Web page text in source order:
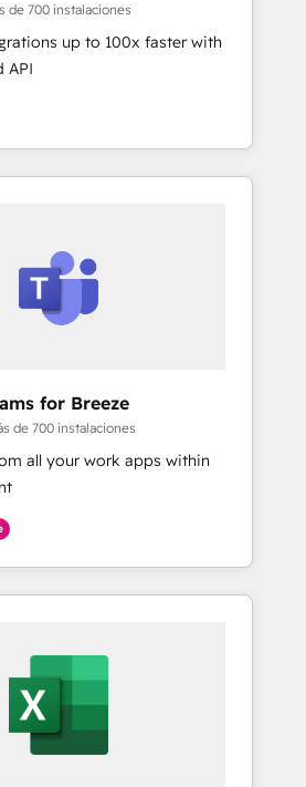
de 700 instalaciones
up to 100x faster with
API
for Breeze
de 700 instalaciones
all your work apps within